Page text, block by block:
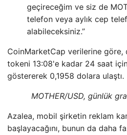
geçireceğim ve siz de
telefon veya aylık cep
alabileceksiniz.”
CoinMarketCap verilerine göre,
tokeni 13:08'e kadar 24 saat
göstererek 0,1958 dolara ulaştı.
MOTHER/USD, günlük
Azalea, mobil şirketin reklam
başlayacağını, bunun da daha